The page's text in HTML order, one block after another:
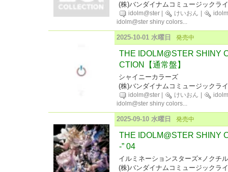
(株)バンダイナムコミュージックラ
idolm@ster けいおん
idolm@ster shiny colors...
2025-10-01 水曜日 発売中
THE IDOLM@STER SHINY
CTION【通常盤】
シャイニーカラーズ
(株)バンダイナムコミュージックラ
idolm@ster けいおん
idolm@ster shiny colors...
2025-09-10 水曜日 発売中
THE IDOLM@STER SHINY
-” 04
イルミネーションスターズ×ノクチル
(株)バンダイナムコミュージックラ